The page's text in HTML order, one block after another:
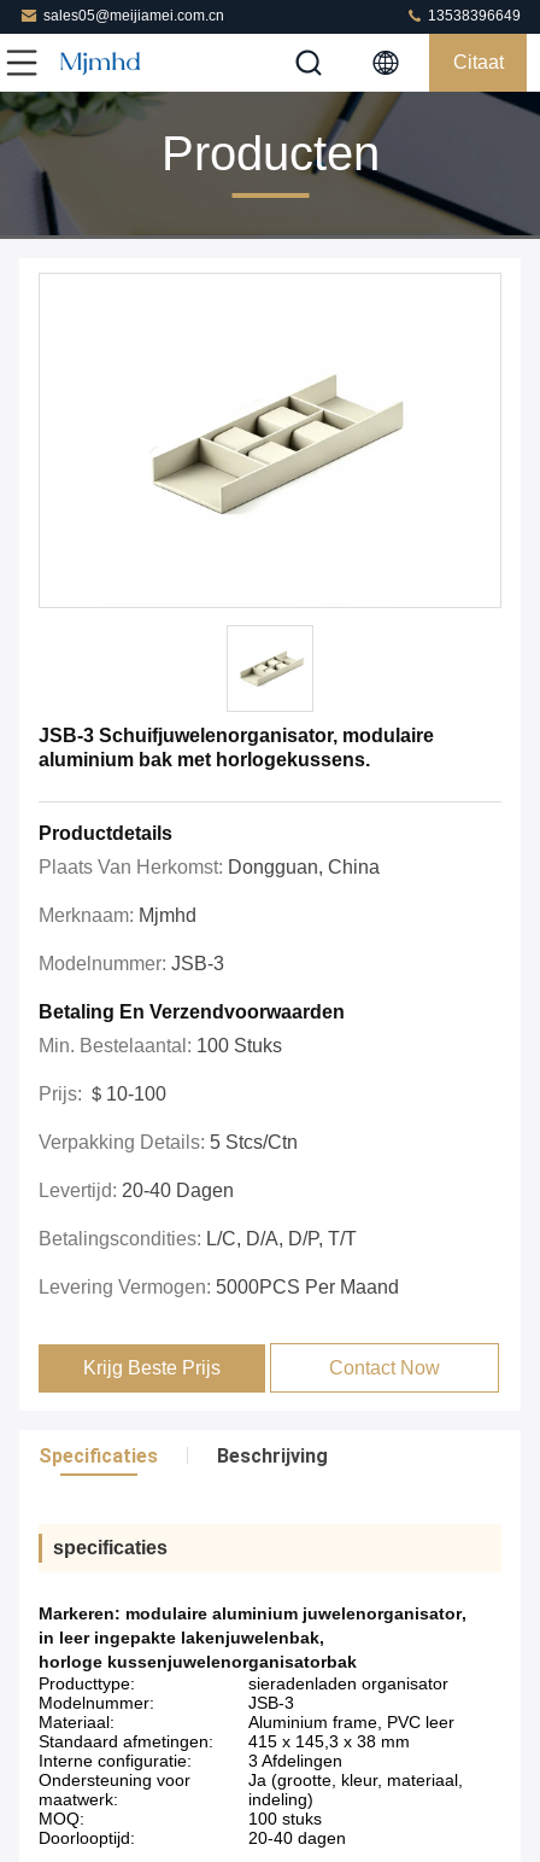
sales05@meijiamei.com.cn 13538396649
Citaat
Producten
JSB-3 Schuifjuwelenorganisator, modulaire
aluminium bak met horlogekussens.
Productdetails
Plaats Van Herkomst: Dongguan, China
Merknaam: Mjmhd
Modelnummer: JSB-3
Betaling En Verzendvoorwaarden
Min. Bestelaantal: 100 Stuks
Prijs: ＄10-100
Verpakking Details: 5 Stcs/ctn
Levertijd: 20-40 Dagen
Betalingscondities: L/C, D/A, D/P, T/T
Levering Vermogen: 5000PCS Per Maand
Krijg Beste Prijs Contact Now
Specificaties Beschrijving
specificaties
Markeren: modulaire aluminium juwelenorganisator,
in leer ingepakte lakenjuwelenbak,
horloge kussenjuwelenorganisatorbak
Producttype:
sieradenladen organisator
Modelnummer:
JSB-3
Materiaal:
Aluminium frame, PVC leer
Standaard afmetingen:
415 x 145,3 x 38 mm
Interne configuratie:
3 Afdelingen
Ondersteuning voor
maatwerk:
Ja (grootte, kleur, materiaal,
indeling)
MOQ:
100 stuks
Doorlooptijd:
20-40 dagen